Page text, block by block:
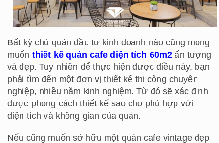
Bất kỳ chủ quán đầu tư kinh doanh nào cũng mong
muốn thiết kế quán cafe diện tích 60m2 ấn tượng
và đẹp. Tuy nhiên để thực hiện được điều này, bạn
phải tìm đến một đơn vị thiết kế thi công chuyên
nghiệp, nhiều năm kinh nghiệm. Từ đó sẽ xác định
được phong cách thiết kế sao cho phù hợp với
diện tích và không gian của quán.
Nếu cũng muốn sở hữu một quán cafe vintage đẹp